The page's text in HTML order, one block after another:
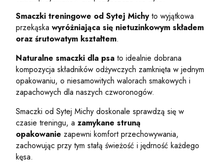
Smaczki treningowe od Sytej Michyto wyjątkowa
przekąska wyróżniająca się nietuzinkowym składem
oraz śrutowatym kształtem.
Naturalne smaczki dla psa to idealnie dobrana
kompozycja składników odżywczych zamknięta w jednym
opakowaniu, o niesamowitych walorach smakowych i
zapachowych dla naszych czworonogów.
Smaczki od Sytej Michy doskonale sprawdzą się w
czasie treningu, a zamykane struną
opakowanie zapewni komfort przechowywania,
zachowując przy tym stałą świeżość i jędrność każdego
kęsa.